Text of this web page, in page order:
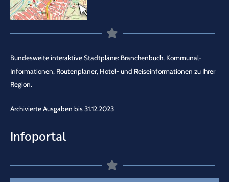
Bundesweite interaktive Stadtpläne: Branchenbuch, Kommunal-
Informationen, Routenplaner, Hotel- und Reiseinformationen zu Ihrer
Region.
Archivierte Ausgaben bis 31.12.2023
Infoportal